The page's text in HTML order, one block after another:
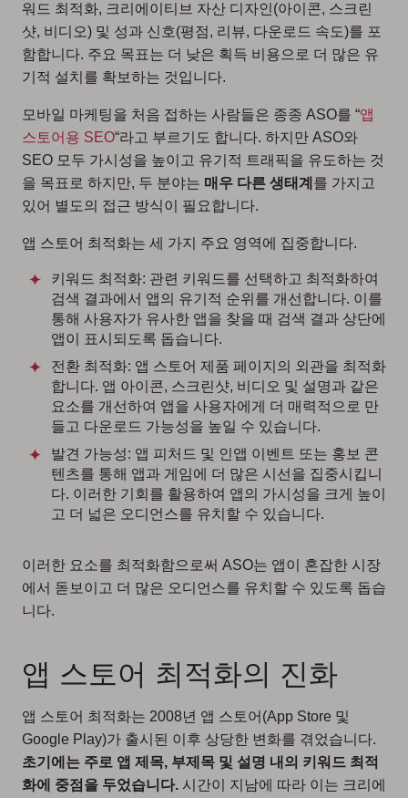
워드 최적화, 크리에이티브 자산 디자인(아이콘, 스크린
샷, 비디오) 및 성과 신호(평점, 리뷰, 다운로드 속도)를 포
함합니다. 주요 목표는 더 낮은 획득 비용으로 더 많은 유
기적 설치를 확보하는 것입니다.
모바일 마케팅을 처음 접하는 사람들은 종종 ASO를 “앱
스토어용 SEO“라고 부르기도 합니다. 하지만 ASO와
SEO 모두 가시성을 높이고 유기적 트래픽을 유도하는 것
을 목표로 하지만, 두 분야는 매우 다른 생태계 를 가지고
있어 별도의 접근 방식이 필요합니다.
앱 스토어 최적화는 세 가지 주요 영역에 집중합니다.
키워드 최적화: 관련 키워드를 선택하고 최적화하여
검색 결과에서 앱의 유기적 순위를 개선합니다. 이를
통해 사용자가 유사한 앱을 찾을 때 검색 결과 상단에
앱이 표시되도록 돕습니다.
전환 최적화: 앱 스토어 제품 페이지의 외관을 최적화
합니다. 앱 아이콘, 스크린샷, 비디오 및 설명과 같은
요소를 개선하여 앱을 사용자에게 더 매력적으로 만
들고 다운로드 가능성을 높일 수 있습니다.
발견 가능성: 앱 피처드 및 인앱 이벤트 또는 홍보 콘
텐츠를 통해 앱과 게임에 더 많은 시선을 집중시킵니
다. 이러한 기회를 활용하여 앱의 가시성을 크게 높이
고 더 넓은 오디언스를 유치할 수 있습니다.
이러한 요소를 최적화함으로써 ASO는 앱이 혼잡한 시장
에서 돋보이고 더 많은 오디언스를 유치할 수 있도록 돕습
니다.
앱 스토어 최적화의 진화
앱 스토어 최적화는 2008년 앱 스토어(App Store 및
Google Play)가 출시된 이후 상당한 변화를 겪었습니다.
초기에는 주로 앱 제목, 부제목 및 설명 내의 키워드 최적
화에 중점을 두었습니다. 시간이 지남에 따라 이는 크리에